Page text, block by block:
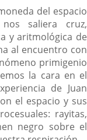
del espacio
saliera cruz,
y aritmológica de
al encuentro con
primigenio
la cara en el
de Juan
el espacio y sus
rayitas,
negro sobre el